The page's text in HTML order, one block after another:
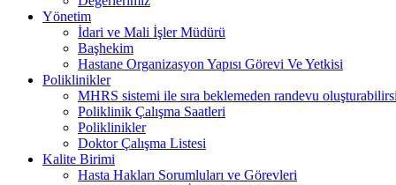
Yönetim
İdari ve Mali İşler Müdürü
Başhekim
Hastane Organizasyon Yapısı Görevi Ve Yetkisi
Poliklinikler
MHRS sistemi ile sıra beklemeden randevu
Poliklinik Çalışma Saatleri
Poliklinikler
Doktor Çalışma Listesi
Kalite Birimi
Hasta Hakları Sorumluları ve Görevleri